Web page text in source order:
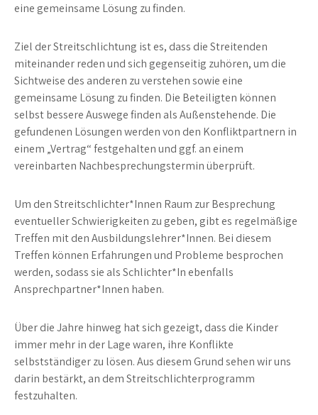
eine gemeinsame Lösung zu finden.
Ziel der Streitschlichtung ist es, dass die Streitenden
miteinander reden und sich gegenseitig zuhören, um die
Sichtweise des anderen zu verstehen sowie eine
gemeinsame Lösung zu finden. Die Beteiligten können
selbst bessere Auswege finden als Außenstehende. Die
gefundenen Lösungen werden von den Konfliktpartnern in
einem „Vertrag“ festgehalten und ggf. an einem
vereinbarten Nachbesprechungstermin überprüft.
Um den Streitschlichter*Innen Raum zur Besprechung
eventueller Schwierigkeiten zu geben, gibt es regelmäßige
Treffen mit den Ausbildungslehrer*Innen. Bei diesem
Treffen können Erfahrungen und Probleme besprochen
werden, sodass sie als Schlichter*In ebenfalls
Ansprechpartner*Innen haben.
Über die Jahre hinweg hat sich gezeigt, dass die Kinder
immer mehr in der Lage waren, ihre Konflikte
selbstständiger zu lösen. Aus diesem Grund sehen wir uns
darin bestärkt, an dem Streitschlichterprogramm
festzuhalten.